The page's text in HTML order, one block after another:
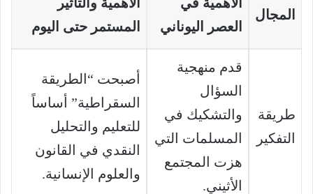
المجال
العصر اليوناني
المستمر حتى اليوم
طريقة
التفكير
قدم منهجية
السؤال
والتشكيك في
المسلمات التي
هزت المجتمع
الأثيني.
أصبحت “الطريقة
السقراطية” أساساً
للتعليم والتحليل
النقدي في القانون
والعلوم الإنسانية.